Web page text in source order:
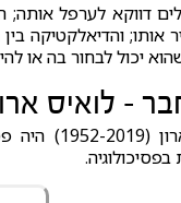
דווקא לערפל
אותו; והדיאלקטיקה
יכול לבחור בה או
- לואיס
לואיס